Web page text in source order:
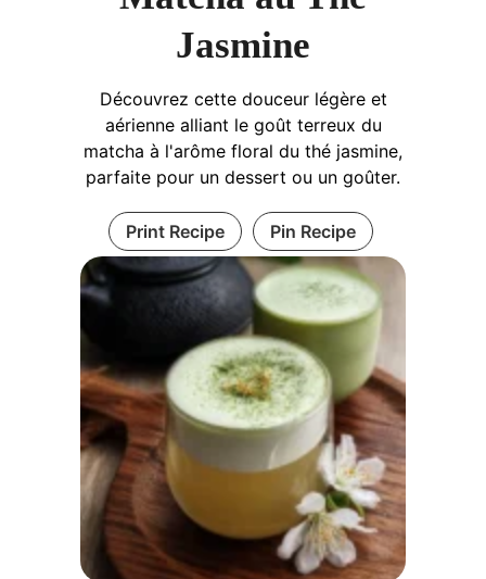
Jasmine
Découvrez cette douceur légère et
aérienne alliant le goût terreux du
matcha à l'arôme floral du thé jasmine,
parfaite pour un dessert ou un goûter.
Print Recipe Pin Recipe